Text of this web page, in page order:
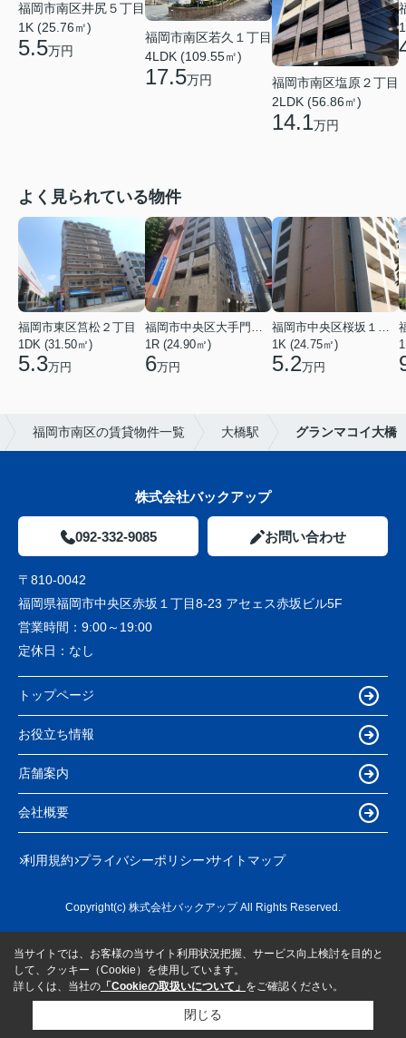
福岡市南区井尻５丁目
1K (25.76㎡)
5.5万円
福岡市南区若久１丁目
4LDK (109.55㎡)
17.5万円
福岡市南区塩原２丁目
2LDK (56.86㎡)
14.1万円
よく見られている物件
福岡市東区筥松２丁目
1DK (31.50㎡)
5.3万円
1R (24.90㎡)
6万円
1K (24.75㎡)
5.2万円
福岡市南区の賃貸物件一覧 大橋駅 グランマコイ大橋
株式会社バックアップ
092-332-9085 お問い合わせ
〒810-0042
福岡県福岡市中央区赤坂１丁目8-23 アセェス赤坂ビル5F
営業時間： 9:00～19:00
定休日： なし
トップページ
お役立ち情報
店舗案内
会社概要
利用規約 プライバシーポリシー サイトマップ
Copyright(c) 株式会社バックアップ All Rights Reserved.
当サイトでは、お客様の当サイト利用状況把握、サービス向上検討を目的と
して、クッキー（Cookie）を使用しています。
詳しくは、当社の 「Cookieの取扱いについて」 をご確認ください。
閉じる